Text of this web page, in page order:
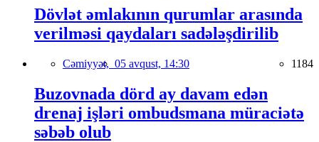
Dövlət əmlakının qurumlar arasında
verilməsi qaydaları sadələşdirilib
Cəmiyyət, 05 avqust, 14:30 1184
Buzovnada dörd ay davam edən
drenaj işləri ombudsmana müraciətə
səbəb olub